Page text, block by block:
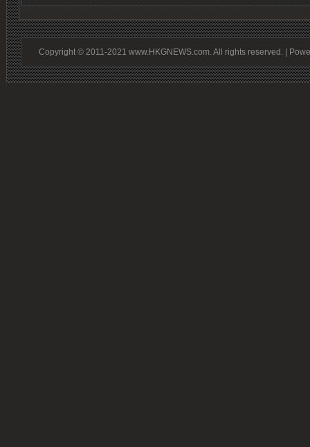
Copyright © 2011-2021 www.HKGNEWS.com. All rights reserved. |